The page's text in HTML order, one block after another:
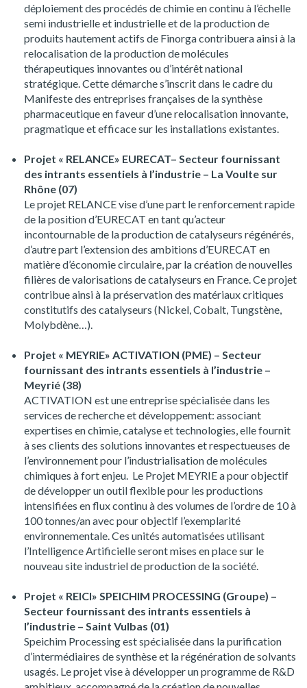
déploiement des procédés de chimie en continu à l’échelle
semi industrielle et industrielle et de la production de
produits hautement actifs de Finorga contribuera ainsi à la
relocalisation de la production de molécules
thérapeutiques innovantes ou d’intérêt national
stratégique. Cette démarche s’inscrit dans le cadre du
Manifeste des entreprises françaises de la synthèse
pharmaceutique en faveur d’une relocalisation innovante,
pragmatique et efficace sur les installations existantes.
Projet « RELANCE» EURECAT– Secteur fournissant
des intrants essentiels à l’industrie – La Voulte sur
Rhône (07)
Le projet RELANCE vise d’une part le renforcement rapide
de la position d’EURECAT en tant qu’acteur
incontournable de la production de catalyseurs régénérés,
d’autre part l’extension des ambitions d’EURECAT en
matière d’économie circulaire, par la création de nouvelles
filières de valorisations de catalyseurs en France. Ce projet
contribue ainsi à la préservation des matériaux critiques
constitutifs des catalyseurs (Nickel, Cobalt, Tungstène,
Molybdène…).
Projet « MEYRIE» ACTIVATION (PME) – Secteur
fournissant des intrants essentiels à l’industrie –
Meyrié (38)
ACTIVATION est une entreprise spécialisée dans les
services de recherche et développement: associant
expertises en chimie, catalyse et technologies, elle fournit
à ses clients des solutions innovantes et respectueuses de
l’environnement pour l’industrialisation de molécules
chimiques à fort enjeu. Le Projet MEYRIE a pour objectif
de développer un outil flexible pour les productions
intensifiées en flux continu à des volumes de l’ordre de 10 à
100 tonnes/an avec pour objectif l’exemplarité
environnementale. Ces unités automatisées utilisant
l’Intelligence Artificielle seront mises en place sur le
nouveau site industriel de production de la société.
Projet « REICI» SPEICHIM PROCESSING (Groupe) –
Secteur fournissant des intrants essentiels à
l’industrie – Saint Vulbas (01)
Speichim Processing est spécialisée dans la purification
d’intermédiaires de synthèse et la régénération de solvants
usagés. Le projet vise à développer un programme de R&D